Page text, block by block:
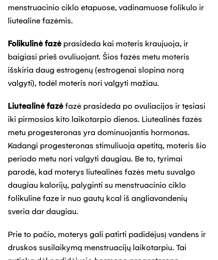
menstruacinio ciklo etapuose, vadinamuose folikulo ir
liutealine fazėmis.
Folikulinė fazė prasideda kai moteris kraujuoja, ir
baigiasi prieš ovuliuojant. Šios fazės metu moteris
išskiria daug estrogenų (estrogenai slopina norą
valgyti), todėl moteris nori valgyti mažiau.
Liutealinė fazė fazė prasideda po ovuliacijos ir tęsiasi
iki pirmosios kito laikotarpio dienos. Liutealinės fazės
metu progesteronas yra dominuojantis hormonas.
Kadangi progesteronas stimuliuoja apetitą, moteris šio
periodo metu nori valgyti daugiau. Be to, tyrimai
parodė, kad moterys liutealinės fazės metu suvalgo
daugiau kalorijų, palyginti su menstruacinio ciklo
folikuline faze ir nuo gautų kcal iš angliavandenių
sveria dar daugiau.
Prie to pačio, moterys gali patirti padidėjusį vandens ir
druskos susilaikymą menstruacijų laikotarpiu. Tai